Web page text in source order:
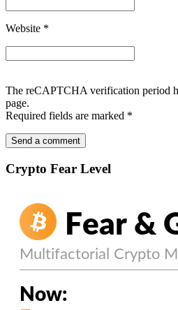
Website *
The reCAPTCHA verification period
page.
Required fields are marked *
Crypto Fear Level